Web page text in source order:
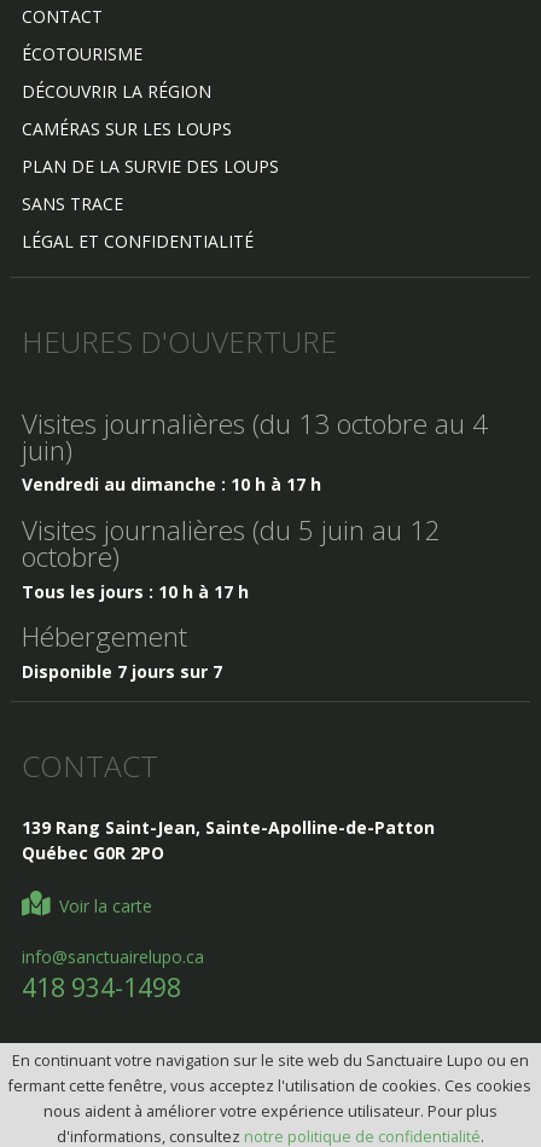
CONTACT
ÉCOTOURISME
DÉCOUVRIR LA RÉGION
CAMÉRAS SUR LES LOUPS
PLAN DE LA SURVIE DES LOUPS
SANS TRACE
LÉGAL ET CONFIDENTIALITÉ
HEURES D'OUVERTURE
Visites journalières (du 13 octobre au 4
juin)
Vendredi au dimanche : 10 h à 17 h
Visites journalières (du 5 juin au 12
octobre)
Tous les jours : 10 h à 17 h
Hébergement
Disponible 7 jours sur 7
CONTACT
139 Rang Saint-Jean, Sainte-Apolline-de-Patton
Québec G0R 2PO
Voir la carte
info@sanctuairelupo.ca
418 934-1498
Design, Intégration et programmation:Design web par
telorDesign
En continuant votre navigation sur le site web du Sanctuaire Lupo ou en
fermant cette fenêtre, vous acceptez l'utilisation de cookies. Ces cookies
nous aident à améliorer votre expérience utilisateur. Pour plus
d'informations, consultez notre politique de confidentialité.